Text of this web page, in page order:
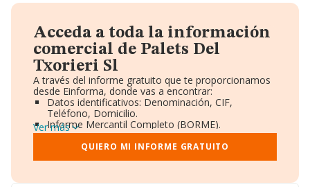
Acceda a toda la información
comercial de Palets Del
Txorieri Sl
A través del informe gratuito que te proporcionamos
desde Einforma, donde vas a encontrar:
Datos identificativos: Denominación, CIF,
Teléfono, Domicilio.
Informe Mercantil Completo (BORME).
Gráficos de Evolución Ventas y Empleados.
Consejo de Administración y Administradores.
Directivos y Ejecutivos.
Ver más
QUIERO MI INFORME GRATUITO